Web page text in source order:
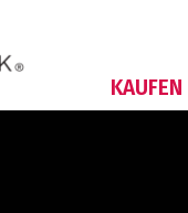
KAUFEN